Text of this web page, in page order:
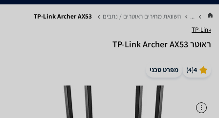
... השוואת מחירים ראוטרים / נתבים TP-Link Archer AX53
TP-Link
‏ראוטר TP-Link Archer AX53
4
(
4
) מפרט טכני